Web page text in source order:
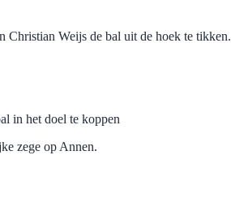
Christian Weijs de bal uit de hoek te tikken.
in het doel te koppen
zege op Annen.